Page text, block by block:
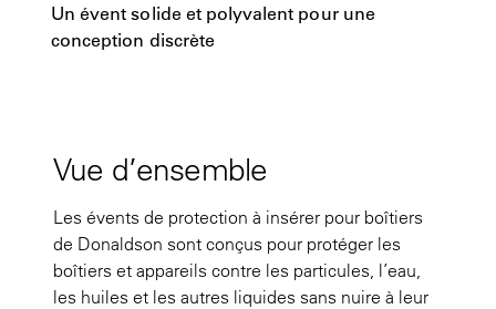
Un évent solide et polyvalent pour une
conception discrète
Vue d’ensemble
Les évents de protection à insérer pour boîtiers
de Donaldson sont conçus pour protéger les
boîtiers et appareils contre les particules, l’eau,
les huiles et les autres liquides sans nuire à leur